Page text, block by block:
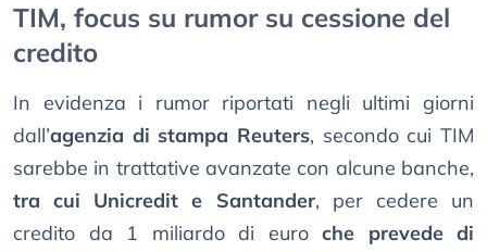
TIM, focus su rumor su cessione del
credito
In evidenza i rumor riportati negli ultimi giorni
dall’agenzia di stampa Reuters, secondo cui TIM
sarebbe in trattative avanzate con alcune banche,
tra cui Unicredit e Santander, per cedere un
credito da 1 miliardo di euro che prevede di